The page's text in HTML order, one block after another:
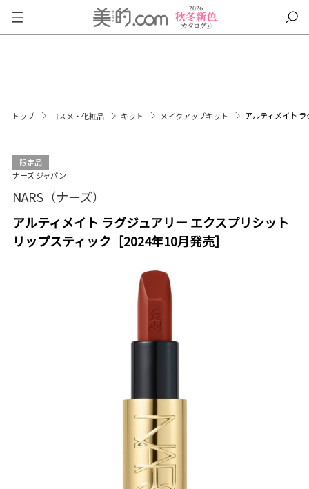
トップ コスメ・化粧品 キット メイクアップキット アルティメイト
限定品
ナーズ ジャパン
NARS（ナーズ）
アルティメイト ラグジュアリー エクスプリシット
リップスティック［2024年10月発売］